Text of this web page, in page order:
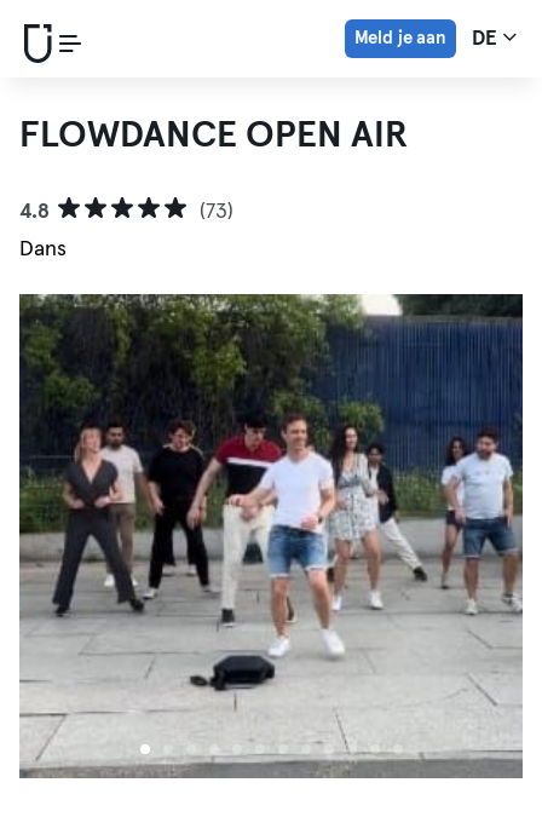
Meld je aan DE
FLOWDANCE OPEN AIR
4.8
(73)
Dans